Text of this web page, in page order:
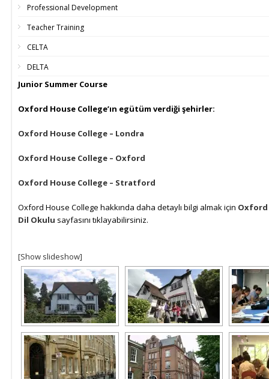
Professional Development
Teacher Training
CELTA
DELTA
Junior Summer Course
Oxford House College’ın egütüm verdiği şehirler:
Oxford House College – Londra
Oxford House College – Oxford
Oxford House College – Stratford
Oxford House College hakkında daha detaylı bilgi almak için Oxford
Dil Okulu sayfasını tıklayabilirsiniz.
[Show slideshow]